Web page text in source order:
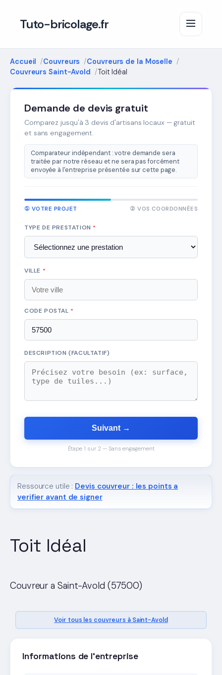
Tuto-bricolage.fr
Accueil Couvreurs
Couvreurs de la Moselle
Couvreurs Saint-Avold
Toit Idéal
Toit Idéal
Couvreur a Saint-Avold (57500)
Voir tous les couvreurs à Saint-Avold
Informations de l'entreprise
Demande de devis gratuit
Comparez jusqu'à 3 devis d'artisans locaux — gratuit
et sans engagement.
Comparateur indépendant : votre demande sera
traitée par notre réseau et ne sera pas forcément
envoyée à l'entreprise présentée sur cette page.
① VOTRE PROJET ② VOS COORDONNÉES
TYPE DE PRESTATION *
VILLE *
CODE POSTAL *
DESCRIPTION (FACULTATIF)
Suivant →
Étape 1 sur 2 — Sans engagement
Ressource utile : Devis couvreur : les points a
verifier avant de signer